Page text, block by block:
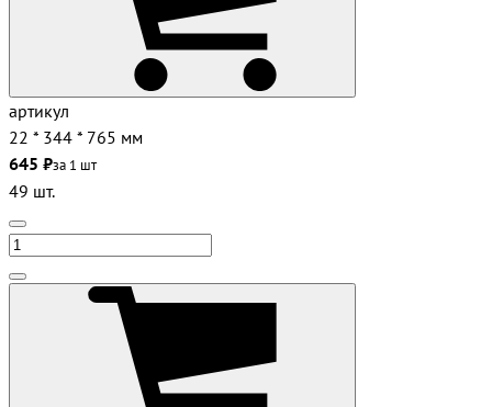
артикул
22 * 344 * 765 мм
645 ₽за 1 шт
49 шт.